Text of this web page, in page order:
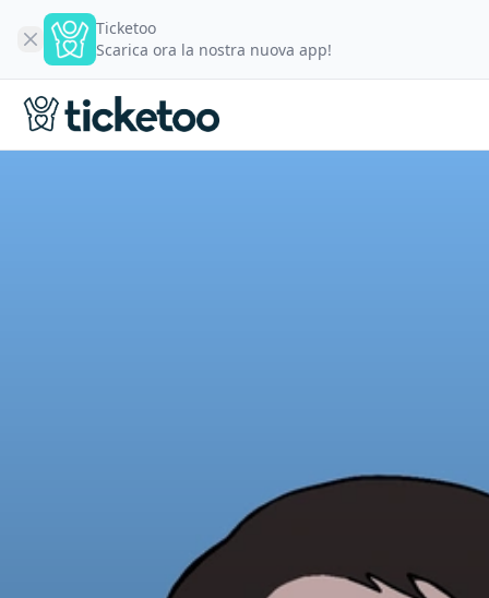
Ticketoo
Scarica ora la nostra nuova app!